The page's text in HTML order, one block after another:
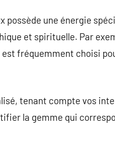
possède une énergie
et spirituelle. Par
fréquemment choisi
tenant compte vos
la gemme qui